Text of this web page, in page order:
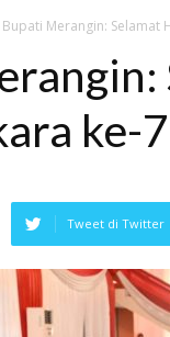
Bupati Merangin: Selamat
ke-
Tweet di Twitter